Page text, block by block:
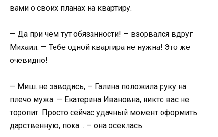
вами о своих планах на квартиру.
— Да при чём тут обязанности! — взорвался вдруг
Михаил. — Тебе одной квартира не нужна! Это же
очевидно!
— Миш, не заводись, — Галина положила руку на
плечо мужа. — Екатерина Ивановна, никто вас не
торопит. Просто сейчас удачный момент оформить
дарственную, пока… — она осеклась.